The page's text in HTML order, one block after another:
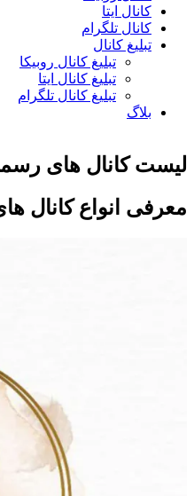
کانال ایتا
کانال تلگرام
تبلیغ کانال
تبلیغ کانال روبیکا
تبلیغ کانال ایتا
تبلیغ کانال تلگرام
بلاگ
لیست کانال های
معرفی انواع کانال